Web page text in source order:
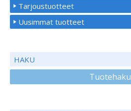
Tarjoustuotteet
Uusimmat tuotteet
HAKU
Tuotehaku